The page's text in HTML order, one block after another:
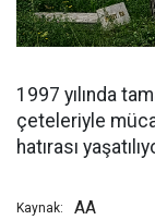
1997 yılında
çeteleriyle
hatırası
Kaynak: AA